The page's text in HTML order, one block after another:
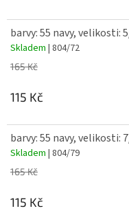
barvy: 55 navy, velikosti:
Skladem | 804/72
165 Kč
115 Kč
barvy: 55 navy, velikosti:
Skladem | 804/79
165 Kč
115 Kč